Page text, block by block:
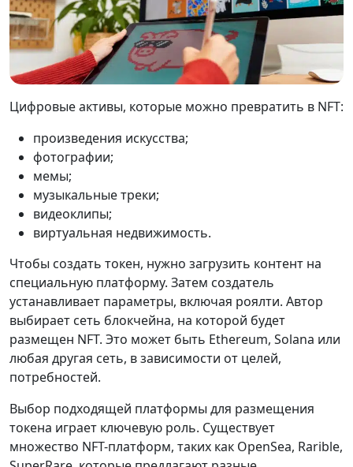
Цифровые активы, которые можно превратить в NFT:
произведения искусства;
фотографии;
мемы;
музыкальные треки;
видеоклипы;
виртуальная недвижимость.
Чтобы создать токен, нужно загрузить контент на
специальную платформу. Затем создатель
устанавливает параметры, включая роялти. Автор
выбирает сеть блокчейна, на которой будет
размещен NFT. Это может быть Ethereum, Solana или
любая другая сеть, в зависимости от целей,
потребностей.
Выбор подходящей платформы для размещения
токена играет ключевую роль. Существует
множество NFT-платформ, таких как OpenSea, Rarible,